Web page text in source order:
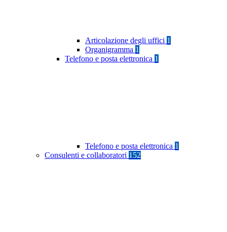
Articolazione degli uffici 1
Organigramma 1
Telefono e posta elettronica 1
Telefono e posta elettronica 1
Consulenti e collaboratori 152